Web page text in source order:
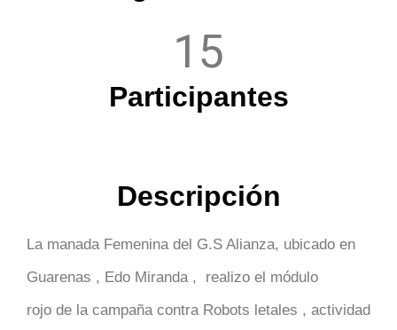
15
Participantes
Descripción
La manada Femenina del G.S Alianza, ubicado en
Guarenas , Edo Miranda , realizo el módulo
rojo de la campaña contra Robots letales , actividad